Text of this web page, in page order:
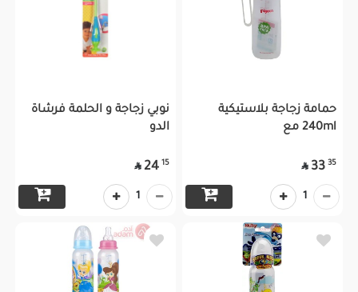
حمامة زجاجة بلاستيكية
240ml مع
35
33

1
نوبي زجاجة و الحلمة فرشاة
الدو
15
24

1